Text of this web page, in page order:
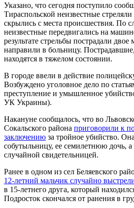
Указано, что сегодня поступило
Тираспольской неизвестные
скрылись с места происшествия. По
неизвестные передвигались на
результате стрельбы пострадали
направили в больницу.
находятся в тяжелом состоянии.
В городе ввели в действие
Возбуждено уголовное дело по
преступление и умышленное
УК Украины).
Накануне сообщалось, что во
Сокальского района приговорили к
заключению за тройное убийство.
собутыльницу, ее семилетнюю дочь,
случайной свидетельницей.
Ранее в одном из сел Беляевского
12-летний мальчик случайно
в 15-летнего друга, который
Подросток скончался от ранения в